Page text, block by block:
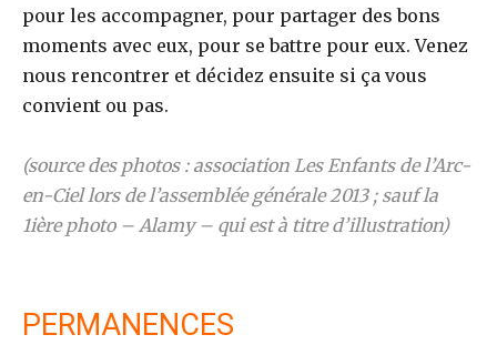
pour les accompagner, pour partager des bons
moments avec eux, pour se battre pour eux. Venez
nous rencontrer et décidez ensuite si ça vous
convient ou pas.
(source des photos : association Les Enfants de l’Arc-
en-Ciel lors de l’assemblée générale 2013 ; sauf la
1ière photo – Alamy – qui est à titre d’illustration)
PERMANENCES